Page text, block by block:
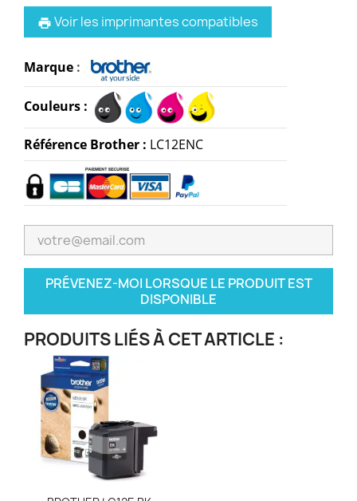
print Voir les imprimantes compatibles
Marque :
Couleurs :
Référence Brother : LC12ENC
PRÉVENEZ-MOI LORSQUE LE PRODUIT EST
DISPONIBLE
PRODUITS LIÉS À CET ARTICLE :